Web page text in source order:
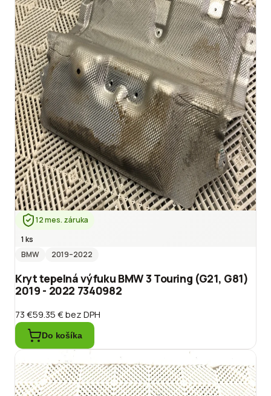
12 mes. záruka
1 ks
BMW
2019–2022
Kryt tepelná výfuku BMW 3 Touring (G21, G81)
2019 - 2022 7340982
73 €59.35 €bez DPH
Do košíka